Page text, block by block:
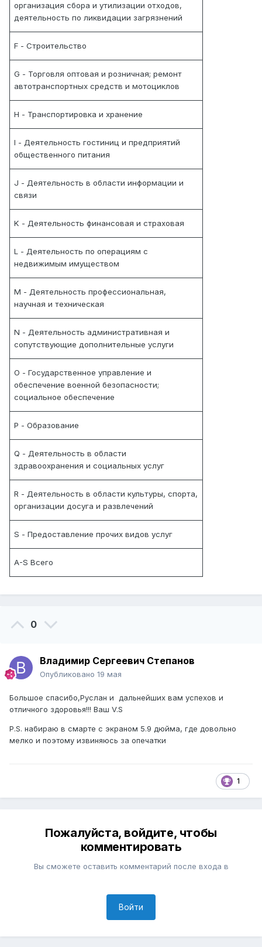
организация сбора и утилизации отходов,
деятельность по ликвидации загрязнений
F - Строительство
G - Торговля оптовая и розничная; ремонт
автотранспортных средств и мотоциклов
H - Транспортировка и хранение
I - Деятельность гостиниц и предприятий
общественного питания
J - Деятельность в области информации и
связи
K - Деятельность финансовая и страховая
L - Деятельность по операциям с
недвижимым имуществом
M - Деятельность профессиональная,
научная и техническая
N - Деятельность административная и
сопутствующие дополнительные услуги
O - Государственное управление и
обеспечение военной безопасности;
социальное обеспечение
P - Образование
Q - Деятельность в области
здравоохранения и социальных услуг
R - Деятельность в области культуры, спорта,
организации досуга и развлечений
S - Предоставление прочих видов услуг
A-S Всего
0
Владимир Сергеевич Степанов
Опубликовано 19 мая
Большое спасибо,Руслан и дальнейших вам успехов и
отличного здоровья!!! Ваш V.S
P.S. набираю в смарте с экраном 5.9 дюйма, где довольно
мелко и поэтому извиняюсь за опечатки
1
Пожалуйста, войдите, чтобы
комментировать
Вы сможете оставить комментарий после входа в
Войти